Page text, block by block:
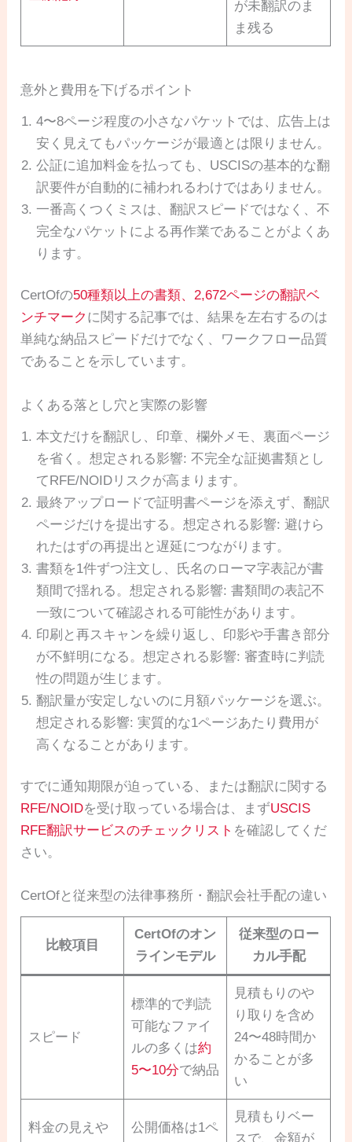
が未翻訳のま
ま残る
意外と費用を下げるポイント
4〜8ページ程度の小さなパケットでは、広告上は
安く見えてもパッケージが最適とは限りません。
公証に追加料金を払っても、USCISの基本的な翻
訳要件が自動的に補われるわけではありません。
一番高くつくミスは、翻訳スピードではなく、不
完全なパケットによる再作業であることがよくあ
ります。
CertOfの50種類以上の書類、2,672ページの翻訳ベ
ンチマーク に関する記事では、結果を左右するのは
単純な納品スピードだけでなく、ワークフロー品質
であることを示しています。
よくある落とし穴と実際の影響
本文だけを翻訳し、印章、欄外メモ、裏面ページ
を省く。想定される影響: 不完全な証拠書類とし
てRFE/NOIDリスクが高まります。
最終アップロードで証明書ページを添えず、翻訳
ページだけを提出する。想定される影響: 避けら
れたはずの再提出と遅延につながります。
書類を1件ずつ注文し、氏名のローマ字表記が書
類間で揺れる。想定される影響: 書類間の表記不
一致について確認される可能性があります。
印刷と再スキャンを繰り返し、印影や手書き部分
が不鮮明になる。想定される影響: 審査時に判読
性の問題が生じます。
翻訳量が安定しないのに月額パッケージを選ぶ。
想定される影響: 実質的な1ページあたり費用が
高くなることがあります。
すでに通知期限が迫っている、または翻訳に関する
RFE/NOIDを受け取っている場合は、まずUSCIS
RFE翻訳サービスのチェックリスト を確認してくだ
さい。
CertOfと従来型の法律事務所・翻訳会社手配の違い
比較項目
CertOfのオン
ラインモデル
従来型のロー
カル手配
スピード
標準的で判読
可能なファイ
ルの多くは約
5〜10分で納品
見積もりのや
り取りを含め
24〜48時間か
かることが多
い
料金の見えや 公開価格は1ペ
見積もりベー
スで、金額が